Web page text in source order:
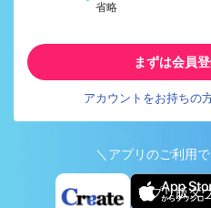
省略
まずは会員登
アカウントをお持ちの
＼アプリのご利用
アプリ版ダ